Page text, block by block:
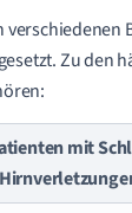
Zu den
mit